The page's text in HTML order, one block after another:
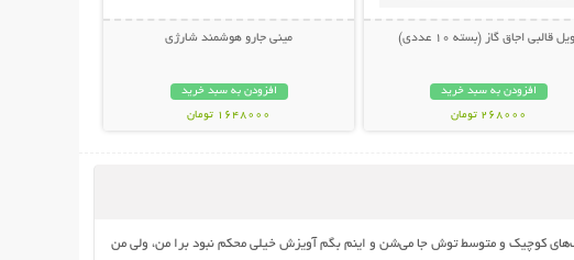
قالبی اجاق گاز (بسته 10 عددی)
افزودن به سبد خرید
268000 تومان
مینی جارو هوشمند شارژی
افزودن به سبد خرید
1648000 تومان
کوچیک و متوسط توش جا می‌شن و اینم بگم آویزش خیلی محکم نبود برا من، ولی من